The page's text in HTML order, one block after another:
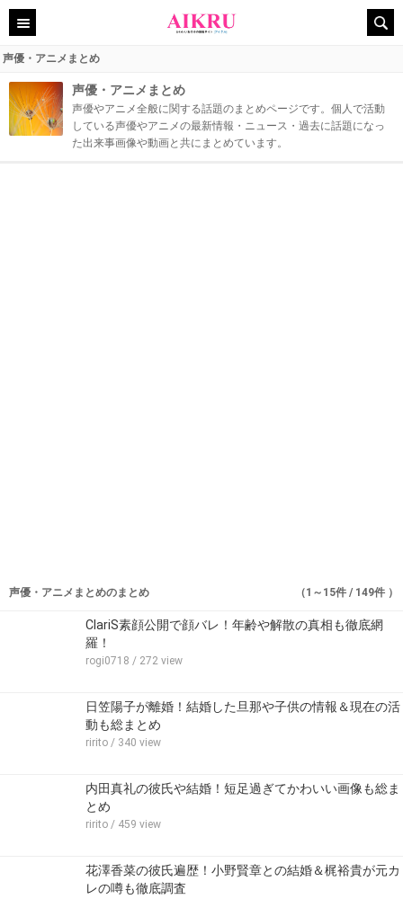
声優・アニメまとめ
声優・アニメまとめ
声優やアニメ全般に関する話題のまとめページです。個人で活動
している声優やアニメの最新情報・ニュース・過去に話題になっ
た出来事画像や動画と共にまとめています。
声優・アニメまとめのまとめ （1～15件 / 149件 ）
ClariS素顔公開で顔バレ！年齢や解散の真相も徹底網
羅！
rogi0718 / 272 view
日笠陽子が離婚！結婚した旦那や子供の情報＆現在の活
動も総まとめ
ririto / 340 view
内田真礼の彼氏や結婚！短足過ぎてかわいい画像も総ま
とめ
ririto / 459 view
花澤香菜の彼氏遍歴！小野賢章との結婚＆梶裕貴が元カ
レの噂も徹底調査